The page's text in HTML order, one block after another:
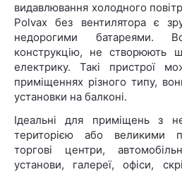
видавлювання холодного
Polvax без вентилятора є
недорогими батареями.
конструкцію, не створюють
електрику. Такі пристрої
приміщеннях різного типу,
установки на балконі.
Ідеальні для приміщень з
територією або великими
торгові центри,
установи, галереї, офіси,